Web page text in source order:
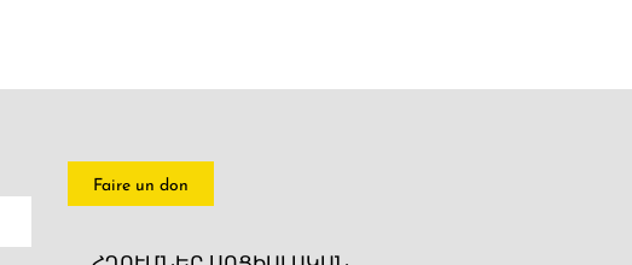
Faire un don